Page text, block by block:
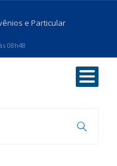
e Particular
08h48